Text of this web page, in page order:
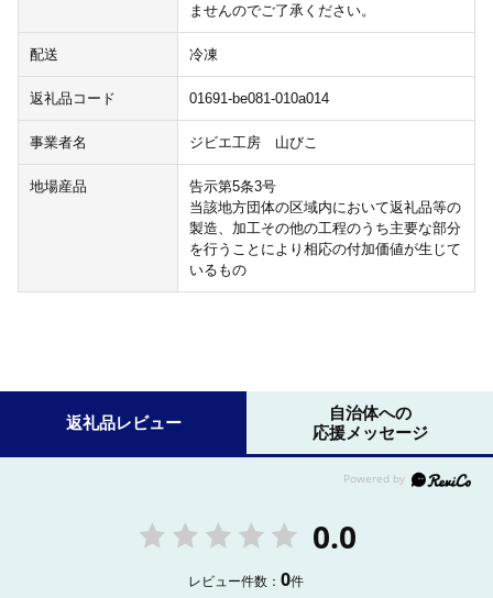
ませんのでご了承ください。
配送 冷凍
返礼品コード 01691-be081-010a014
事業者名 ジビエ工房 山びこ
地場産品
告示第5条3号
当該地方団体の区域内において返礼品等の
製造、加工その他の工程のうち主要な部分
を行うことにより相応の付加価値が生じて
いるもの
返礼品レビュー
自治体への
応援メッセージ
0.0
レビュー件数：0件